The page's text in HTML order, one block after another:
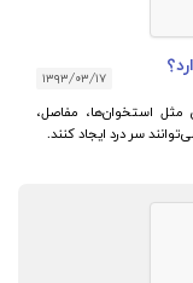
۱۳۹۳/۰۳/۱۷
استخوان‌ها، مفاصل،
سر درد ایجاد کنند.